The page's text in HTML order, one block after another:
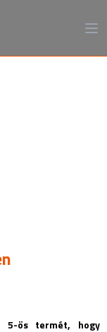
5-ös termét, hogy